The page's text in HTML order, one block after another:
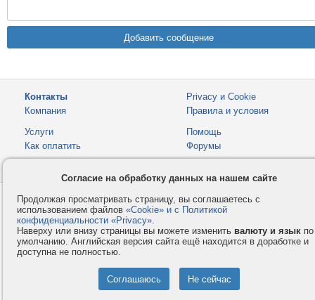
Контакты
Компания
Privacy и Cookie
Правила и условия
Услуги
Как оплатить
Помощь
Форумы
Согласие на обработку данных на нашем сайте
Продолжая просматривать страницу, вы соглашаетесь с
использованием файлов «Cookie» и с Политикой
конфиденциальности «Privacy».
Наверху или внизу страницы вы можете изменить валюту и язык по
умолчанию. Английская версия сайта ещё находится в доработке и
доступна не полностью.